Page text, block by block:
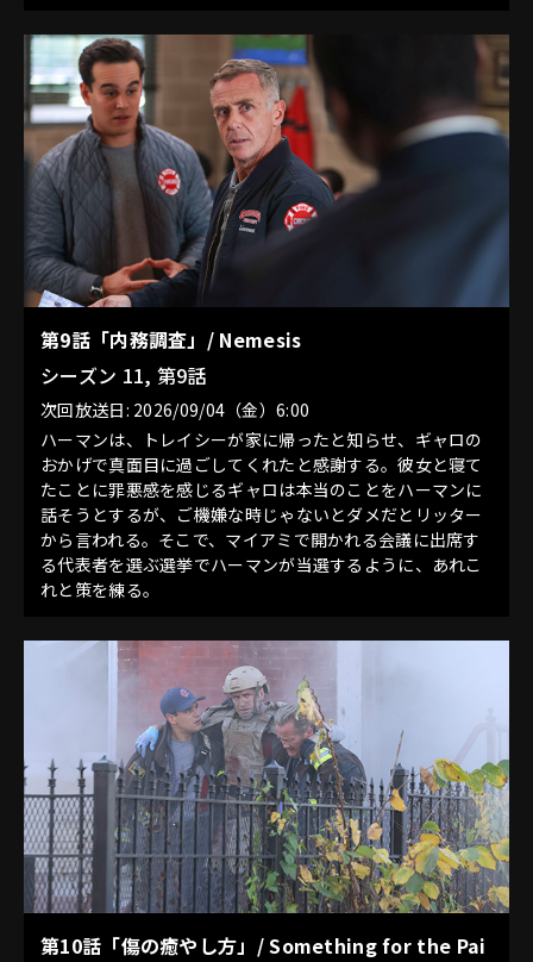
第9話「内務調査」/ Nemesis
シーズン 11, 第9話
次回放送日: 2026/09/04（金）6:00
ハーマンは、トレイシーが家に帰ったと知らせ、ギャロの
おかげで真面目に過ごしてくれたと感謝する。彼女と寝て
たことに罪悪感を感じるギャロは本当のことをハーマンに
話そうとするが、ご機嫌な時じゃないとダメだとリッター
から言われる。そこで、マイアミで開かれる会議に出席す
る代表者を選ぶ選挙でハーマンが当選するように、あれこ
れと策を練る。
第10話「傷の癒やし方」/ Something for the Pai